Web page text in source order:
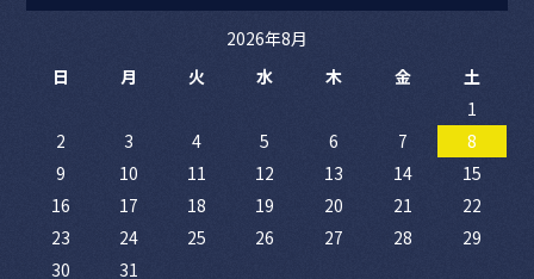
2026年8月
日
月 火 水 木 金
土
1
2
3 4 5 6 7
8
9
10 11 12 13 14
15
16
17 18 19 20 21
22
23
24 25 26 27 28
29
30
31